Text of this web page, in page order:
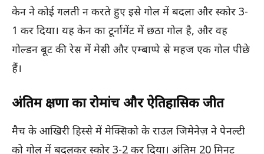
केन ने कोई गलती न करते हुए इसे गोल में बदला और स्कोर 3-
1 कर दिया। यह केन का टूर्नामेंट में छठा गोल है, और वह
गोल्डन बूट की रेस में मेसी और एम्बाप्पे से महज एक गोल पीछे
हैं।
अंतिम क्षणों का रोमांच और ऐतिहासिक जीत
मैच के आखिरी हिस्से में मेक्सिको के राउल जिमेनेज़ ने पेनल्टी
को गोल में बदलकर स्कोर 3-2 कर दिया। अंतिम 20 मिनट